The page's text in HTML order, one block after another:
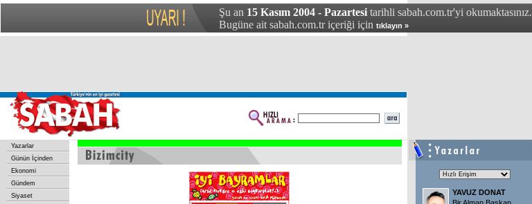
Şu an 15 Kasım 2004 - Pazartesi tarihli sabah.com.tr'yi okumaktasınız.
Bugüne ait sabah.com.tr içeriği için tıklayın »
Yazarlar
Günün İçinden
Ekonomi
Gündem
Siyaset
YAVUZ DONAT